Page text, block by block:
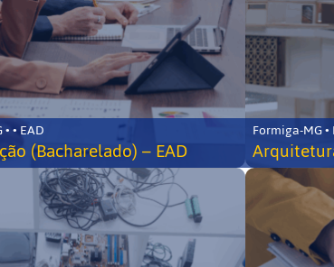
Divinópolis-MG • • EAD
(Bacharelado) – EAD
Formiga-MG